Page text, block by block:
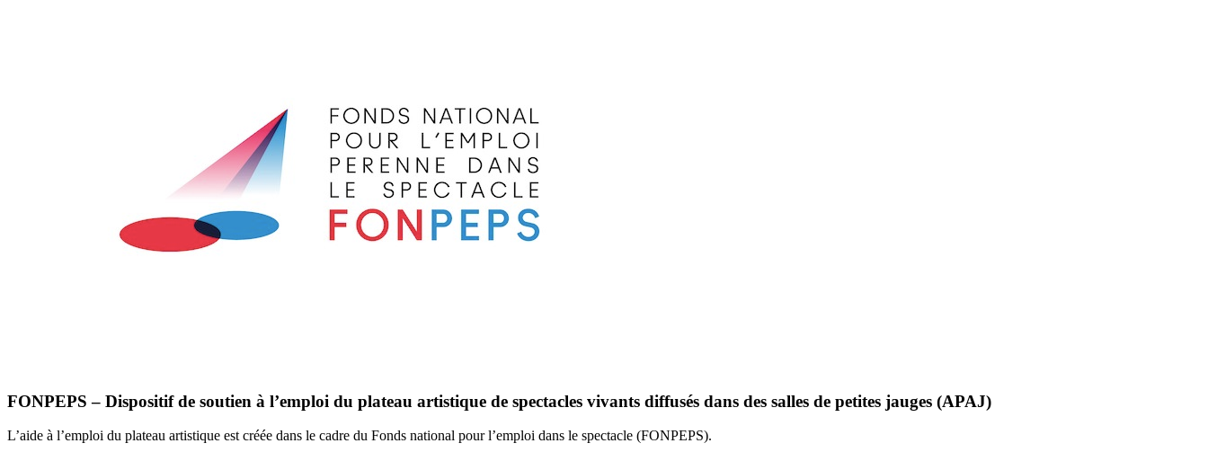
FONPEPS – Dispositif de soutien à l’emploi du plateau artistique de spectacles vivants diffusés dans des salles de petites jauges (APAJ)
L’aide à l’emploi du plateau artistique est créée dans le cadre du Fonds national pour l’emploi dans le spectacle (FONPEPS).